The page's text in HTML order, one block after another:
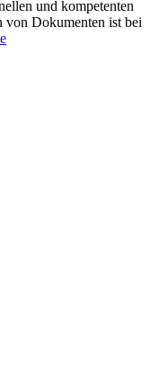
und kompetenten
von Dokumenten ist bei